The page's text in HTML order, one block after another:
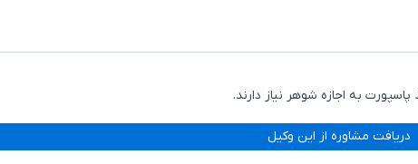
به اجازه شوهر نیاز دارند.
دریافت مشاوره از این وکیل